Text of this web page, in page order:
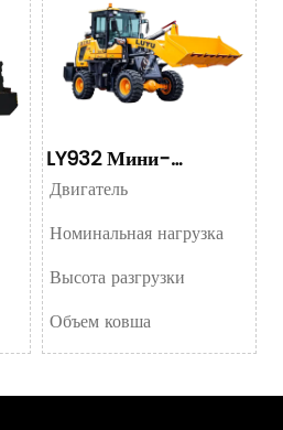
LY932 Мини-
погрузчик на колесах
Двигатель
Номинальная нагрузка
Высота разгрузки
Объем ковша